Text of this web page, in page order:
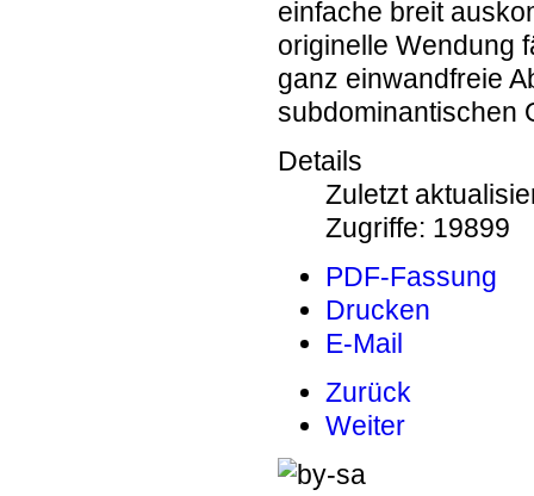
einfache breit
originelle Wendung
ganz einwandfreie
subdominantischen
Details
Zuletzt
Zugriffe: 19899
PDF-Fassung
Drucken
E-Mail
Zurück
Weiter